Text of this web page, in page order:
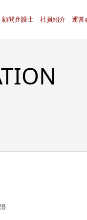
顧問弁護士 社員紹介 運営